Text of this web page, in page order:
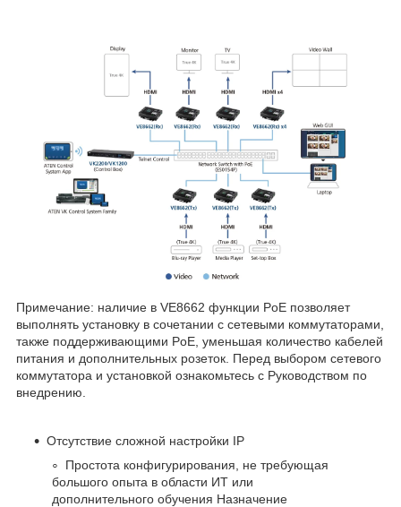
Примечание: наличие в VE8662 функции PoE позволяет
выполнять установку в сочетании с сетевыми коммутаторами,
также поддерживающими PoE, уменьшая количество кабелей
питания и дополнительных розеток. Перед выбором сетевого
коммутатора и установкой ознакомьтесь с Руководством по
внедрению.
Отсутствие сложной настройки IP
Простота конфигурирования, не требующая
большого опыта в области ИТ или
дополнительного обучения Назначение